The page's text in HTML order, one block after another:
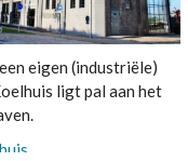
te doen aan
zonnepanelen a 260PW
vetput
Zuidbroek-A7
eigen (industriële)
ligt pal aan het